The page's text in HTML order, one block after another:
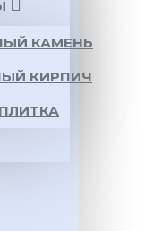
КАМЕНЬ
КИРПИЧ